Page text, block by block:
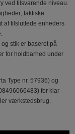
ved tilsvarende niveau.
faktiske
af tilsluttede enheders
stik er baseret på
for holdbarhed under
Type nr. 57936) og
for klar
værkstedsbrug.